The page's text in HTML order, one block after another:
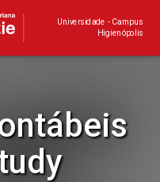
Universidade - Campus
Higienópolis